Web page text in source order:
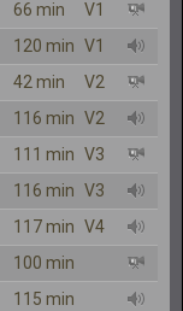
66 min
V1
120 min V1
42 min
V2
116 min V2
111 min V3
116 min V3
117 min V4
100 min
115 min